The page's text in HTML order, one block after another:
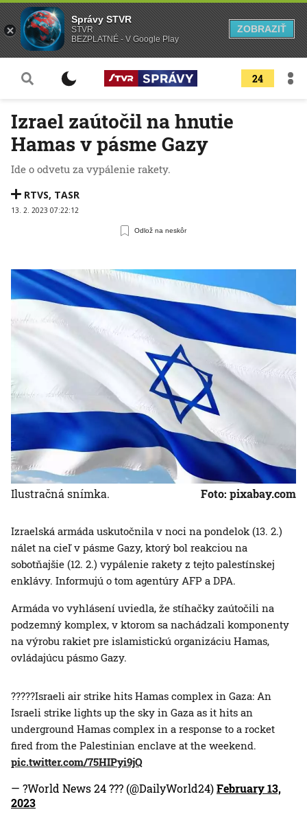
24
Izrael zaútočil na hnutie
Hamas v pásme Gazy
Ide o odvetu za vypálenie rakety.
RTVS, TASR
13. 2. 2023 07:22:12
Odlož na neskôr
Ilustračná snímka. Foto: pixabay.com
Izraelská armáda uskutočnila v noci na pondelok (13. 2.)
nálet na cieľ v pásme Gazy, ktorý bol reakciou na
sobotňajšie (12. 2.) vypálenie rakety z tejto palestínskej
enklávy. Informujú o tom agentúry AFP a DPA.
Armáda vo vyhlásení uviedla, že stíhačky zaútočili na
podzemný komplex, v ktorom sa nachádzali komponenty
na výrobu rakiet pre islamistickú organizáciu Hamas,
ovládajúcu pásmo Gazy.
?????Israeli air strike hits Hamas complex in Gaza: An
Israeli strike lights up the sky in Gaza as it hits an
underground Hamas complex in a response to a rocket
fired from the Palestinian enclave at the weekend.
pic.twitter.com/75HIPyi9jQ
— ?World News 24 ??? (@DailyWorld24)February 13,
2023
Správy STVR
STVR
BEZPLATNÉ - V Google Play
ZOBRAZIŤ